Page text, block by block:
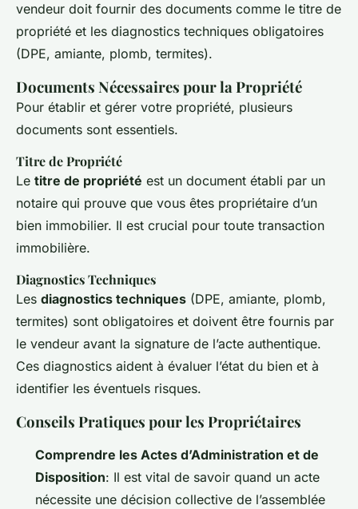
vendeur doit fournir des documents comme le titre de
propriété et les diagnostics techniques obligatoires
(DPE, amiante, plomb, termites).
Documents Nécessaires pour la Propriété
Pour établir et gérer votre propriété, plusieurs
documents sont essentiels.
Titre de Propriété
Le titre de propriété est un document établi par un
notaire qui prouve que vous êtes propriétaire d’un
bien immobilier. Il est crucial pour toute transaction
immobilière.
Diagnostics Techniques
Les diagnostics techniques (DPE, amiante, plomb,
termites) sont obligatoires et doivent être fournis par
le vendeur avant la signature de l’acte authentique.
Ces diagnostics aident à évaluer l’état du bien et à
identifier les éventuels risques.
Conseils Pratiques pour les Propriétaires
Comprendre les Actes d’Administration et de
Disposition: Il est vital de savoir quand un acte
nécessite une décision collective de l’assemblée